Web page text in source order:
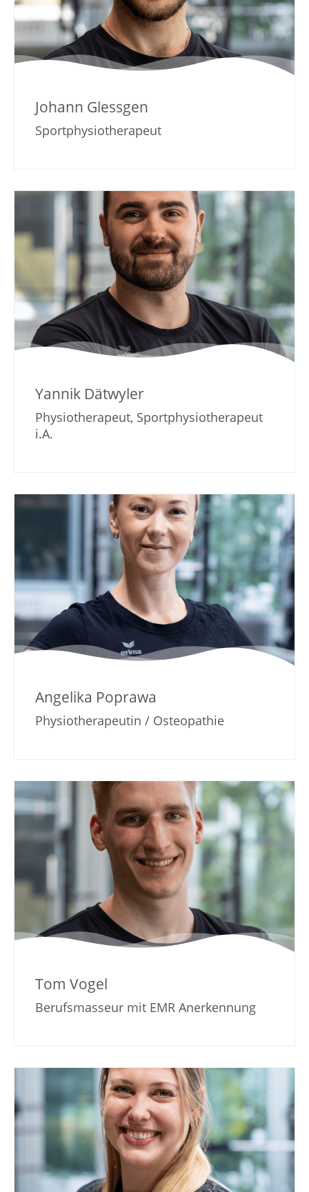
Johann Glessgen
Sportphysiotherapeut
Yannik Dätwyler
Physiotherapeut, Sportphysiotherapeut
i.A.
Angelika Poprawa
Physiotherapeutin / Osteopathie
Tom Vogel
Berufsmasseur mit EMR Anerkennung